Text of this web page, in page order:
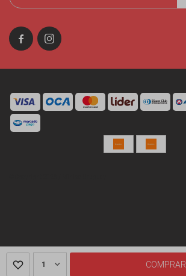
1 COMPRAR
 